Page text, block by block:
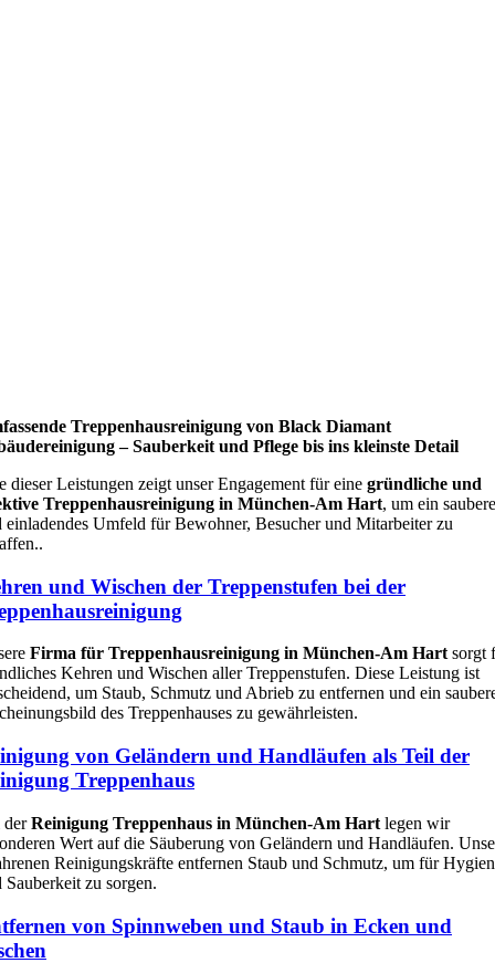
Treppenhausreinigung von Black Diamant
– Sauberkeit und Pflege bis ins kleinste Detail
dieser Leistungen zeigt unser Engagement für eine gründliche und
Treppenhausreinigung in München-Am Hart, um ein
einladendes Umfeld für Bewohner, Besucher und Mitarbeiter zu
und Wischen der Treppenstufen bei der
Firma für Treppenhausreinigung in München-Am Hart sorgt
Kehren und Wischen aller Treppenstufen. Diese Leistung ist
um Staub, Schmutz und Abrieb zu entfernen und ein
des Treppenhauses zu gewährleisten.
von Geländern und Handläufen als Teil der
Treppenhaus
derReinigung Treppenhaus in München-Am Hart legen wir
Wert auf die Säuberung von Geländern und Handläufen.
Reinigungskräfte entfernen Staub und Schmutz, um für
Sauberkeit zu sorgen.
von Spinnweben und Staub in Ecken und